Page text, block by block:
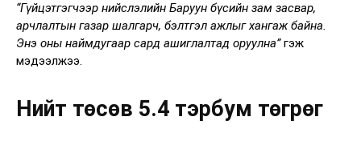
“Гүйцэтгэгчээр нийслэлийн Баруун бүсийн зам засвар,
арчлалтын газар шалгарч, бэлтгэл ажлыг хангаж байна.
Энэ оны наймдугаар сард ашиглалтад оруулна”гэж
мэдээлжээ.
Нийт төсөв 5.4 тэрбум төгрөг